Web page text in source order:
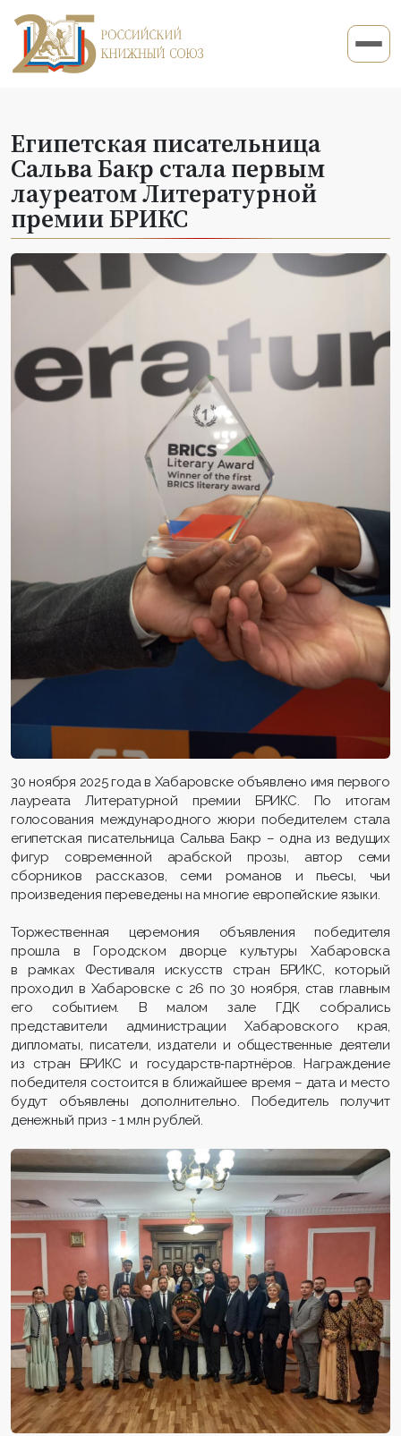
Египетская писательница
Сальва Бакр стала первым
лауреатом Литературной
премии БРИКС
30 ноября 2025 года в Хабаровске объявлено имя первого
лауреата Литературной премии БРИКС. По итогам
голосования международного жюри победителем стала
египетская писательница Сальва Бакр – одна из ведущих
фигур современной арабской прозы, автор семи
сборников рассказов, семи романов и пьесы, чьи
произведения переведены на многие европейские языки.
Торжественная церемония объявления победителя
прошла в Городском дворце культуры Хабаровска
в рамках Фестиваля искусств стран БРИКС, который
проходил в Хабаровске с 26 по 30 ноября, став главным
его событием. В малом зале ГДК собрались
представители администрации Хабаровского края,
дипломаты, писатели, издатели и общественные деятели
из стран БРИКС и государств‑партнёров. Награждение
победителя состоится в ближайшее время – дата и место
будут объявлены дополнительно. Победитель получит
денежный приз - 1 млн рублей.